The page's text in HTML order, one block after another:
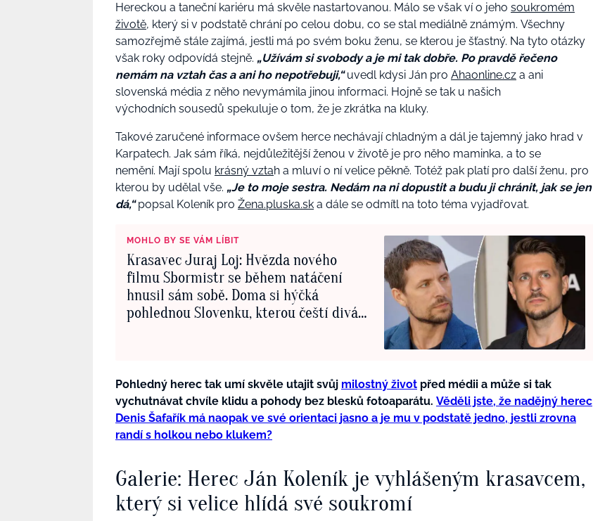
Hereckou a taneční kariéru má skvěle nastartovanou. Málo se však ví o jeho soukromém
životě, který si v podstatě chrání po celou dobu, co se stal mediálně známým. Všechny
samozřejmě stále zajímá, jestli má po svém boku ženu, se kterou je šťastný. Na tyto otázky
však roky odpovídá stejně. „Užívám si svobody a je mi tak dobře. Po pravdě řečeno
nemám na vztah čas a ani ho nepotřebuji,“uvedl kdysi Ján pro Ahaonline.cz a ani
slovenská média z něho nevymámila jinou informaci. Hojně se tak u našich
východních sousedů spekuluje o tom, že je zkrátka na kluky.
Takové zaručené informace ovšem herce nechávají chladným a dál je tajemný jako hrad v
Karpatech. Jak sám říká, nejdůležitější ženou v životě je pro něho maminka, a to se
nemění. Mají spolu krásný vztah a mluví o ní velice pěkně. Totéž pak platí pro další ženu, pro
kterou by udělal vše. „Je to moje sestra. Nedám na ni dopustit a budu ji chránit, jak se jen
dá,“popsal Koleník pro Žena.pluska.sk a dále se odmítl na toto téma vyjadřovat.
MOHLO BY SE VÁM LÍBIT
Krasavec Juraj Loj: Hvězda nového
filmu Sbormistr se během natáčení
hnusil sám sobě. Doma si hýčká
pohlednou Slovenku, kterou čeští diváci
Pohledný herec tak umí skvěle utajit svůj milostný život před médii a může si tak
vychutnávat chvíle klidu a pohody bez blesků fotoaparátu. Věděli jste, že nadějný herec
Denis Šafařík má naopak ve své orientaci jasno a je mu v podstatě jedno, jestli zrovna
randí s holkou nebo klukem?
Galerie: Herec Ján Koleník je vyhlášeným krasavcem,
který si velice hlídá své soukromí